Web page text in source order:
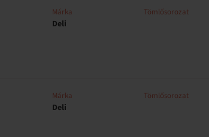
Márka
Deli
Tömlősorozat
Márka
Deli
Tömlősorozat